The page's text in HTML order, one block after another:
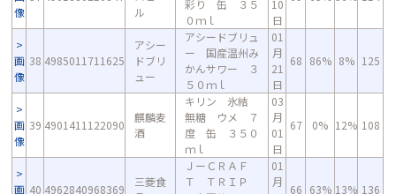
像
ル
彩り 缶 ３５
０ｍｌ
10
日
画
像
38 4985011711625
アシー
ドブリ
ュー
アシードブリュ
ー 国産温州み
かんサワー ３
５０ｍｌ
01
月
21
日
68 86% 8% 125
画
像
39 4901411122090
麒麟麦
酒
キリン 氷結
無糖 ウメ ７
度 缶 ３５０
ｍｌ
03
月
01
日
67 0% 12% 108
画 40 4962840968369
三菱食
ＪーＣＲＡＦ
Ｔ ＴＲＩＰ
01
月
66 63% 13% 136